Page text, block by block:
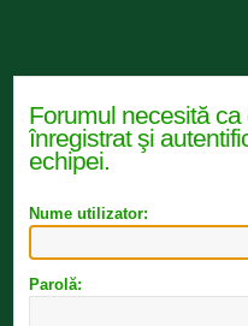
Forumul necesită
înregistrat şi
echipei.
Nume utilizator:
Parolă: